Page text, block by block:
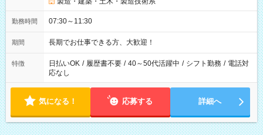
勤務時間 07:30～11:30
期間 長期でお仕事できる方、大歓迎！
特徴 日払いOK / 履歴書不要 / 40～50代活躍中 / シフト勤務 / 電話対
応なし
気になる！ 応募する 詳細へ